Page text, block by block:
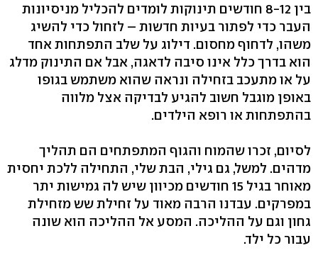
בין 8-12 חודשים תינוקות לומדים להכליל מניסיונות
העבר כדי לפתור בעיות חדשות – לזחול כדי להשיג
משהו, לדחוף מחסום. דילוג על שלב התפתחות אחד
הוא בדרך כלל אינו סיבה לדאגה, אבל אם התינוק מדלג
על או מתעכב בזחילה ונראה שהוא משתמש בגופו
באופן מוגבל חשוב להגיע לבדיקה אצל מלווה
בהתפתחות או רופא הילדים.
לסיום, זכרו שהמוח והגוף המתפתחים הם תהליך
מדהים. למשל, גם גילי, הבת שלי, התחילה ללכת יחסית
מאוחר בגיל 15 חודשים מכיוון שיש לה גמישות יתר
במפרקים. עבדנו הרבה מאוד על זחילת שש מזחילת
גחון וגם על ההליכה. המסע אל ההליכה הוא שונה
עבור כל ילד.